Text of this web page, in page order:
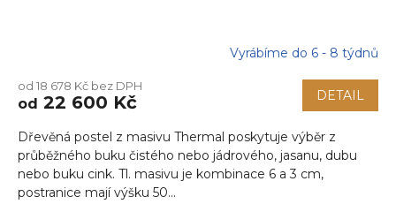
produktu
je
z
5
hvězdiček.
Vyrábíme do 6 - 8 týdnů
od 18 678 Kč bez DPH
od 22 600 Kč DETAIL
Dřevěná postel z masivu Thermal poskytuje výběr z
průběžného buku čistého nebo jádrového, jasanu, dubu
nebo buku cink. Tl. masivu je kombinace 6 a 3 cm,
postranice mají výšku 50...